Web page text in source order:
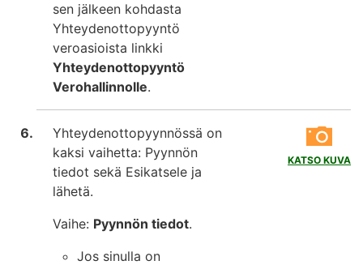
sen jälkeen kohdasta
Yhteydenottopyyntö
veroasioista linkki
Yhteydenottopyyntö
Verohallinnolle.
KATSO KUVA
Yhteydenottopyynnössä on
kaksi vaihetta: Pyynnön
tiedot sekä Esikatsele ja
lähetä.
Vaihe: Pyynnön tiedot.
Jos sinulla on